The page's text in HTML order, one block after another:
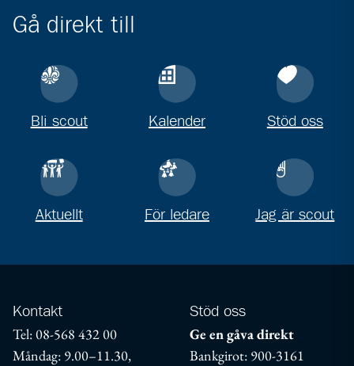
Gå direkt till
Bli scout Kalender Stöd oss
Aktuellt För ledare Jag är scout
Kontakt
Tel: 08-568 432 00
Måndag: 9.00–11.30,
Stöd oss
Ge en gåva direkt
Bankgirot: 900-3161